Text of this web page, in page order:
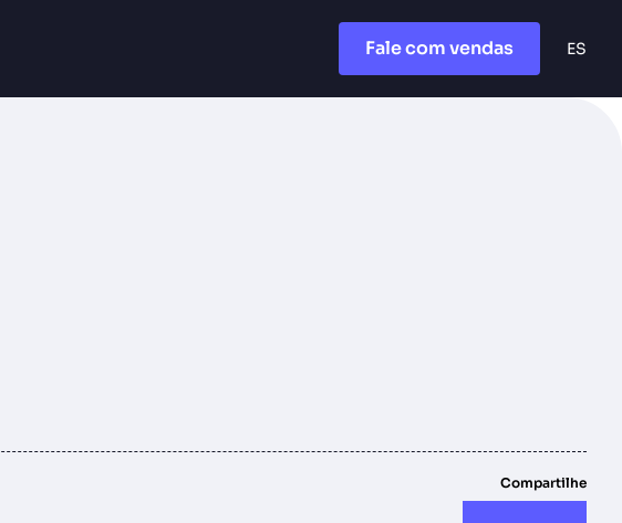
Fale com vendas ES
Compartilhe